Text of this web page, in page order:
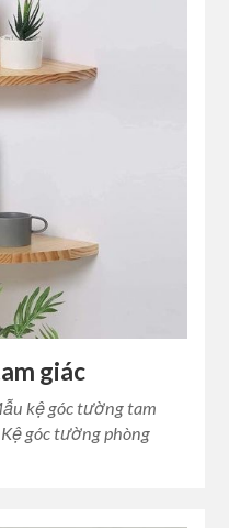
giác
kệ góc tường tam
góc tường phòng